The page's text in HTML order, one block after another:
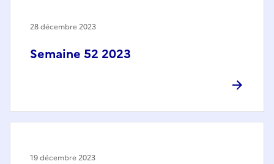
Semaine 52 2023
28 décembre 2023
19 décembre 2023